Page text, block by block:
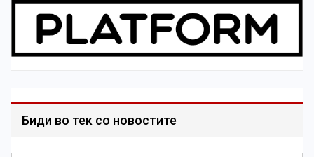
Биди во тек со новостите